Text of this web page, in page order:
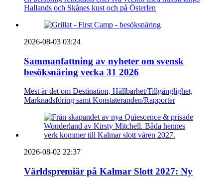
Hallands och Skånes kust och på Österlen
2026-08-03 03:24
Sammanfattning av nyheter om svensk
besöksnäring vecka 31 2026
Mest är det om Destination, Hållbarhet/Tillgänglighet,
Marknadsföring samt Konstateranden/Rapporter
2026-08-02 22:37
Världspremiär på Kalmar Slott 2027: Ny